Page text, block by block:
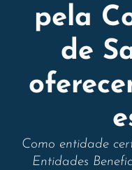
pela
de
Como entidade
Entidades